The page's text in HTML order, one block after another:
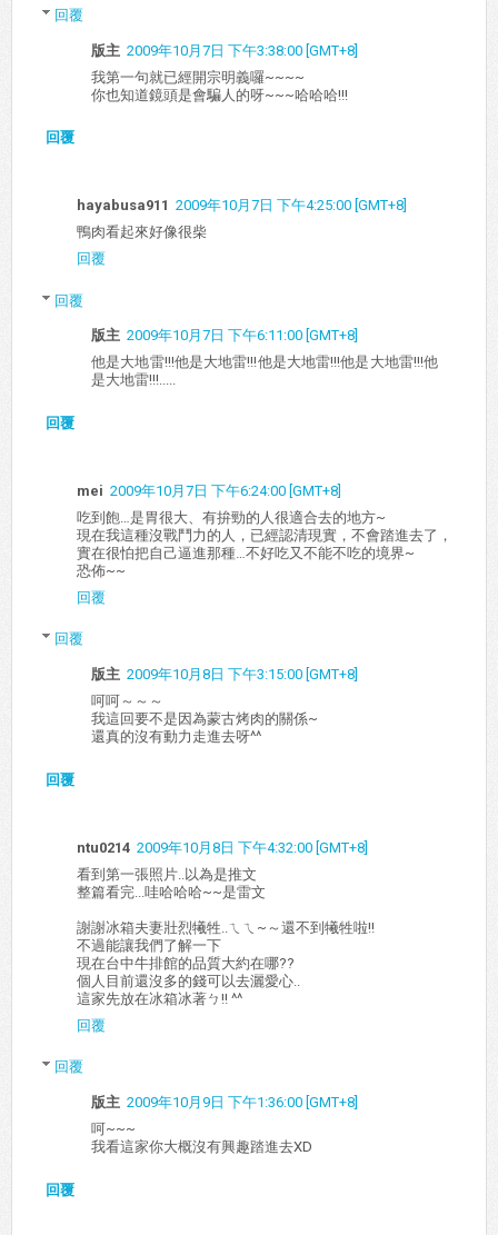
回覆
版主 2009年10月7日 下午3:38:00 [GMT+8]
我第一句就已經開宗明義囉~~~~
你也知道鏡頭是會騙人的呀~~~哈哈哈!!!
回覆
hayabusa911 2009年10月7日 下午4:25:00 [GMT+8]
鴨肉看起來好像很柴
回覆
回覆
版主 2009年10月7日 下午6:11:00 [GMT+8]
他是大地雷!!!他是大地雷!!!他是大地雷!!!他是大地雷!!!他
是大地雷!!!.....
回覆
mei 2009年10月7日 下午6:24:00 [GMT+8]
吃到飽…是胃很大、有拚勁的人很適合去的地方~
現在我這種沒戰鬥力的人，已經認清現實，不會踏進去了，
實在很怕把自己逼進那種…不好吃又不能不吃的境界~
恐佈~~
回覆
回覆
版主 2009年10月8日 下午3:15:00 [GMT+8]
呵呵～～～
我這回要不是因為蒙古烤肉的關係~
還真的沒有動力走進去呀^^
回覆
ntu0214 2009年10月8日 下午4:32:00 [GMT+8]
看到第一張照片..以為是推文
整篇看完...哇哈哈哈~~是雷文
謝謝冰箱夫妻壯烈犧牲..ㄟㄟ~～還不到犧牲啦!!
不過能讓我們了解一下
現在台中牛排館的品質大約在哪??
個人目前還沒多的錢可以去灑愛心..
這家先放在冰箱冰著ㄅ!! ^^
回覆
回覆
版主 2009年10月9日 下午1:36:00 [GMT+8]
呵~~~
我看這家你大概沒有興趣踏進去XD
回覆